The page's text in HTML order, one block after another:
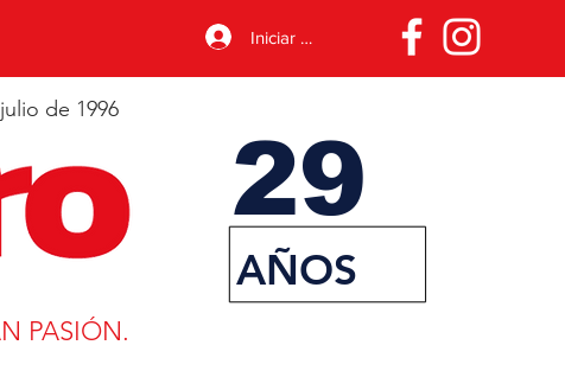
Iniciar sesión
de 1996
29
AÑOS
PASIÓN.